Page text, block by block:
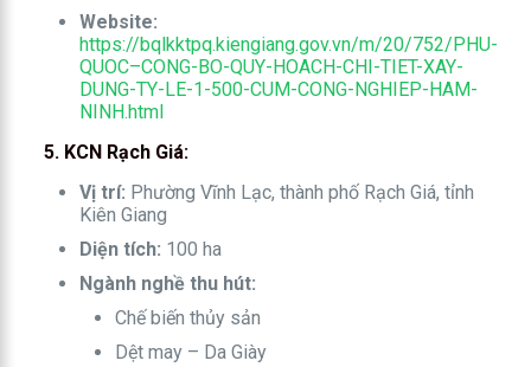
Website:
https://bqlkktpq.kiengiang.gov.vn/m/20/752/PHU-
QUOC–CONG-BO-QUY-HOACH-CHI-TIET-XAY-
DUNG-TY-LE-1-500-CUM-CONG-NGHIEP-HAM-
NINH.html
5. KCN Rạch Giá:
Vị trí: Phường Vĩnh Lạc, thành phố Rạch Giá, tỉnh
Kiên Giang
Diện tích: 100 ha
Ngành nghề thu hút:
Chế biến thủy sản
Dệt may – Da Giày